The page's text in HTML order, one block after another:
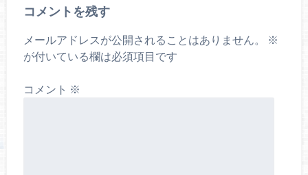
コメントを残す
メールアドレスが公開されることはありません。
※
が付いている欄は必須項目です
コメント ※